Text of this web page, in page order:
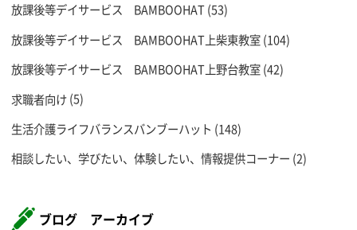
放課後等デイサービス BAMBOOHAT(53)
放課後等デイサービス BAMBOOHAT上柴東教室(104)
放課後等デイサービス BAMBOOHAT上野台教室(42)
求職者向け(5)
生活介護ライフバランスバンブーハット (148)
相談したい、学びたい、体験したい、情報提供コーナー (2)
ブログ アーカイブ